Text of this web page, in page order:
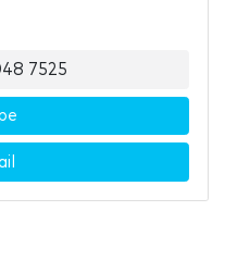
7525